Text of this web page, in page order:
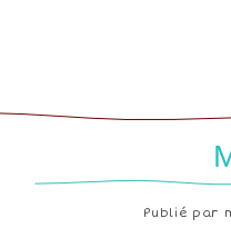
Publié par